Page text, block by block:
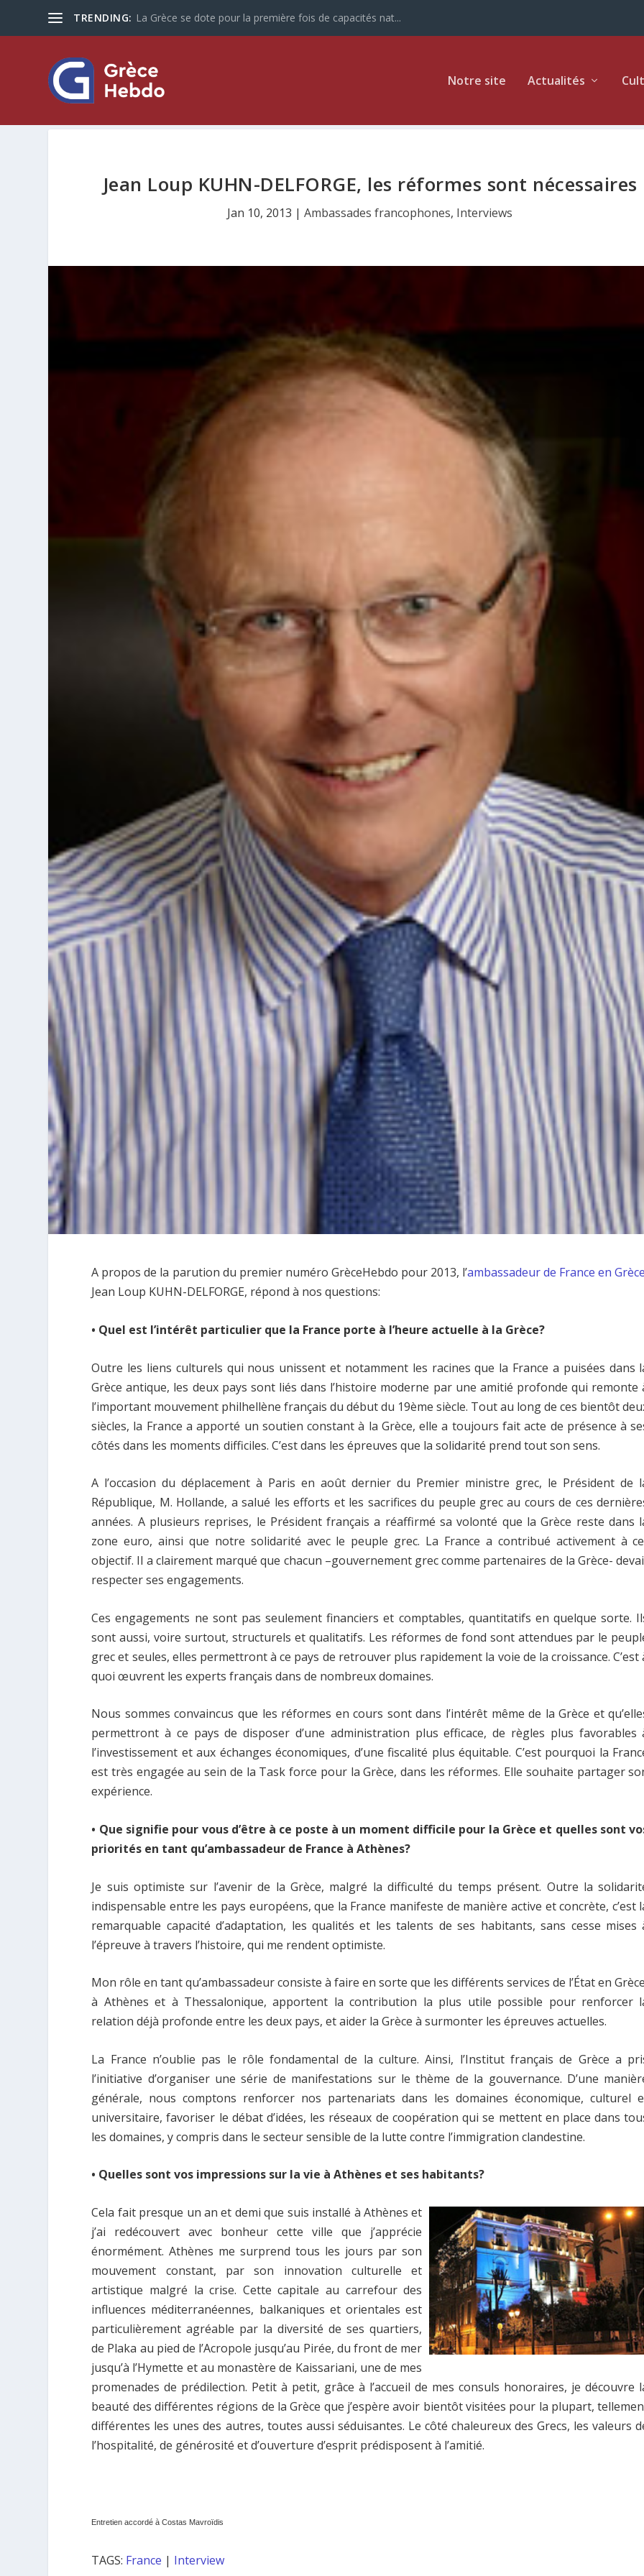
TRENDING: La Grèce se dote pour la première fois de capacités nat...
Notre site Actualités
Jean Loup KUHN-DELFORGE, les réformes sont nécessaires
Jan 10, 2013 |Ambassades francophones, Interviews
A propos de la parution du premier numéro GrèceHebdo pour 2013, l’ambassadeur de France en Grèce
Jean Loup KUHN-DELFORGE, répond à nos questions:
• Quel est l’intérêt particulier que la France porte à l’heure actuelle à la Grèce?
Outre les liens culturels qui nous unissent et notamment les racines que la France a puisées dans
Grèce antique, les deux pays sont liés dans l’histoire moderne par une amitié profonde qui remonte
l’important mouvement philhellène français du début du 19ème siècle. Tout au long de ces bientôt
siècles, la France a apporté un soutien constant à la Grèce, elle a toujours fait acte de présence à
côtés dans les moments difficiles. C’est dans les épreuves que la solidarité prend tout son sens.
A l’occasion du déplacement à Paris en août dernier du Premier ministre grec, le Président de
République, M. Hollande, a salué les efforts et les sacrifices du peuple grec au cours de ces
années. A plusieurs reprises, le Président français a réaffirmé sa volonté que la Grèce reste dans
zone euro, ainsi que notre solidarité avec le peuple grec. La France a contribué activement à
objectif. Il a clairement marqué que chacun –gouvernement grec comme partenaires de la Grèce-
respecter ses engagements.
Ces engagements ne sont pas seulement financiers et comptables, quantitatifs en quelque sorte.
sont aussi, voire surtout, structurels et qualitatifs. Les réformes de fond sont attendues par le
grec et seules, elles permettront à ce pays de retrouver plus rapidement la voie de la croissance. C’est
quoi œuvrent les experts français dans de nombreux domaines.
Nous sommes convaincus que les réformes en cours sont dans l’intérêt même de la Grèce et
permettront à ce pays de disposer d’une administration plus efficace, de règles plus favorables
l’investissement et aux échanges économiques, d’une fiscalité plus équitable. C’est pourquoi la
est très engagée au sein de la Task force pour la Grèce, dans les réformes. Elle souhaite partager
expérience.
• Que signifie pour vous d’être à ce poste à un moment difficile pour la Grèce et quelles sont
priorités en tant qu’ambassadeur de France à Athènes?
Je suis optimiste sur l’avenir de la Grèce, malgré la difficulté du temps présent. Outre la
indispensable entre les pays européens, que la France manifeste de manière active et concrète, c’est
remarquable capacité d’adaptation, les qualités et les talents de ses habitants, sans cesse mises
l’épreuve à travers l’histoire, qui me rendent optimiste.
Mon rôle en tant qu’ambassadeur consiste à faire en sorte que les différents services de l’État en
à Athènes et à Thessalonique, apportent la contribution la plus utile possible pour renforcer
relation déjà profonde entre les deux pays, et aider la Grèce à surmonter les épreuves actuelles.
La France n’oublie pas le rôle fondamental de la culture. Ainsi, l’Institut français de Grèce a
l’initiative d’organiser une série de manifestations sur le thème de la gouvernance. D’une
générale, nous comptons renforcer nos partenariats dans les domaines économique, culturel
universitaire, favoriser le débat d’idées, les réseaux de coopération qui se mettent en place dans
les domaines, y compris dans le secteur sensible de la lutte contre l’immigration clandestine.
• Quelles sont vos impressions sur la vie à Athènes et ses habitants?
Cela fait presque un an et demi que suis installé à Athènes et
j’ai redécouvert avec bonheur cette ville que j’apprécie
énormément. Athènes me surprend tous les jours par son
mouvement constant, par son innovation culturelle et
artistique malgré la crise. Cette capitale au carrefour des
influences méditerranéennes, balkaniques et orientales est
particulièrement agréable par la diversité de ses quartiers,
de Plaka au pied de l’Acropole jusqu’au Pirée, du front de mer
jusqu’à l’Hymette et au monastère de Kaissariani, une de mes
promenades de prédilection. Petit à petit, grâce à l’accueil de mes consuls honoraires, je découvre
beauté des différentes régions de la Grèce que j’espère avoir bientôt visitées pour la plupart,
différentes les unes des autres, toutes aussi séduisantes. Le côté chaleureux des Grecs, les valeurs
l’hospitalité, de générosité et d’ouverture d’esprit prédisposent à l’amitié.
Entretien accordé à Costas Mavroïdis
TAGS: France | Interview